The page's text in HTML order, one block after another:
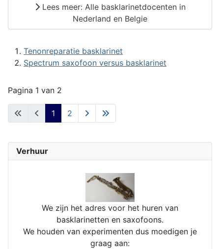
Verhuur
We zijn het adres voor het huren van
basklarinetten en saxofoons.
We houden van experimenten dus moedigen je
graag aan:
Lees meer: Alle basklarinetdocenten in
Nederland en Belgie
Tenonreparatie basklarinet
Spectrum saxofoon versus basklarinet
Pagina 1 van 2
1 2